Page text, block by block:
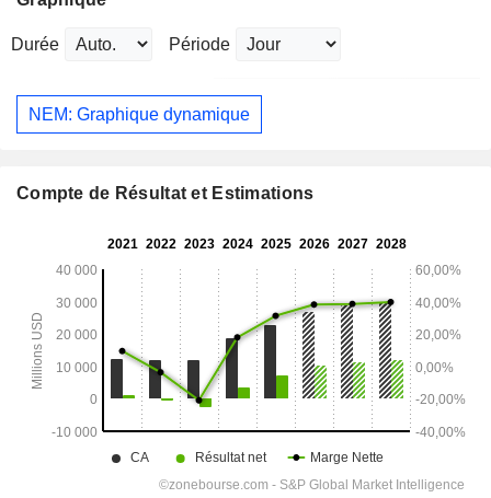
Durée Période
NEM: Graphique dynamique
Compte de Résultat et Estimations